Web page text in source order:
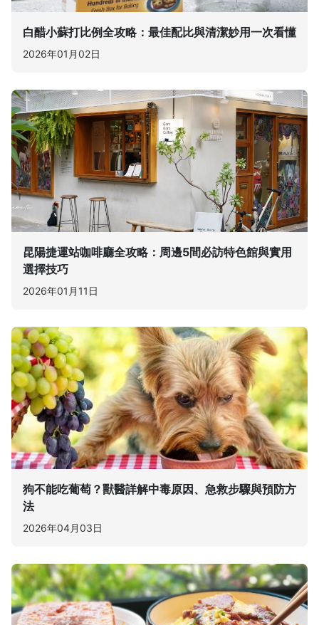
白醋小蘇打比例全攻略：最佳配比與清潔妙用一次看懂
2026年01月02日
昆陽捷運站咖啡廳全攻略：周邊5間必訪特色館與實用
選擇技巧
2026年01月11日
狗不能吃葡萄？獸醫詳解中毒原因、急救步驟與預防方
法
2026年04月03日